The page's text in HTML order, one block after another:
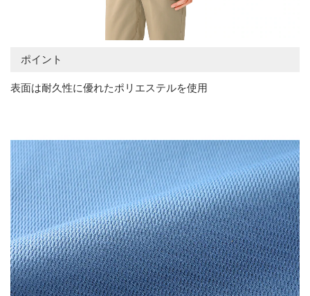
ポイント
表面は耐久性に優れたポリエステルを使用